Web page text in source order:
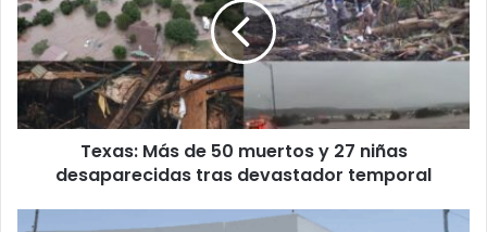
50
muertos
y
27
niñas
desaparecidas
devastador
Texas: Más de 50 muertos y 27 niñas
desaparecidas tras devastador temporal
Ciudadano